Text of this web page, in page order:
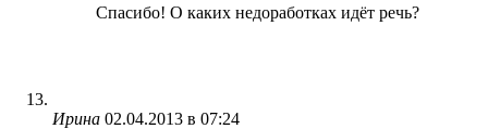
Спасибо! О каких недоработках идёт речь?
Ирина 02.04.2013 в 07:24